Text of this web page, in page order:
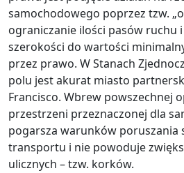
samochodowego poprzez tzw.
ograniczanie ilości pasów ruchu
szerokości do wartości
przez prawo. W Stanach
polu jest akurat miasto
Francisco. Wbrew powszechnej
przestrzeni przeznaczonej dla
pogarsza warunków poruszania
transportu i nie powoduje
ulicznych – tzw. korków.